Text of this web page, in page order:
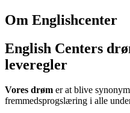
Om Englishcenter
English Centers
leveregler
Vores drøm er at blive
fremmedsprogslæring i alle